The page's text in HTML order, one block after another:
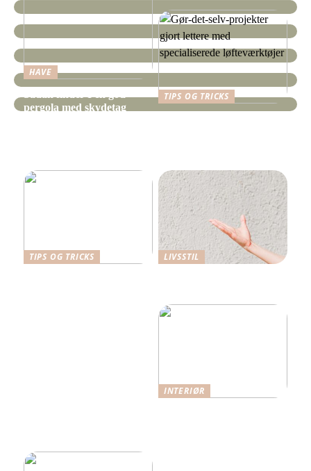
HAVE
pergola med skydetag
TIPS OG TRICKS
TIPS OG TRICKS
LIVSSTIL
INTERIØR